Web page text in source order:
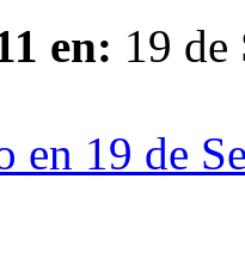
en: 19 de
en 19 de